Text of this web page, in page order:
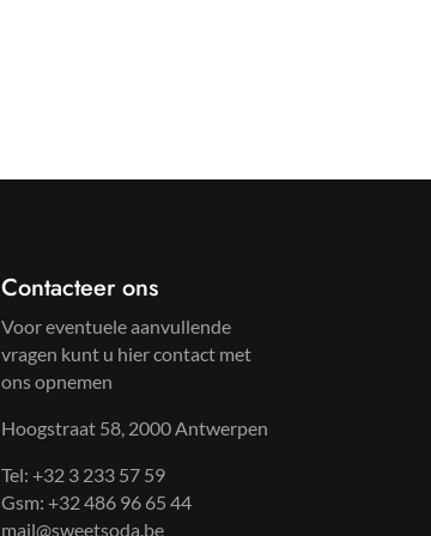
Contacteer ons
Voor eventuele aanvullende
vragen kunt u hier contact met
ons opnemen
Hoogstraat 58, 2000 Antwerpen
Tel: +32 3 233 57 59
Gsm: +32 486 96 65 44
mail@sweetsoda.be